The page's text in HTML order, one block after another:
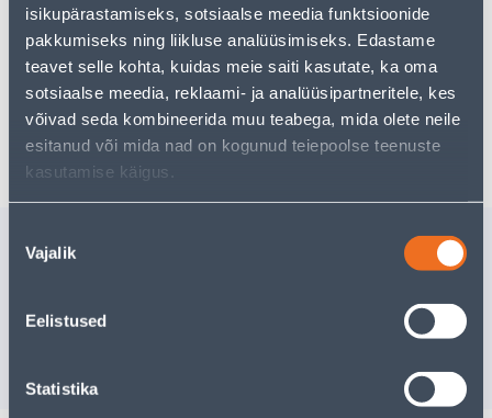
isikupärastamiseks, sotsiaalse meedia funktsioonide
pakkumiseks ning liikluse analüüsimiseks. Edastame
teavet selle kohta, kuidas meie saiti kasutate, ka oma
sotsiaalse meedia, reklaami- ja analüüsipartneritele, kes
võivad seda kombineerida muu teabega, mida olete neile
esitanud või mida nad on kogunud teiepoolse teenuste
kasutamise käigus.
valik
Vajalik
Eelistused
Statistika
kasutades meie võimsat otsingufunktsiooni, et leida
veelgi meelepärasemad valikuid. Head ostlemist!
Tarne pole võimalik
kehtib kuni